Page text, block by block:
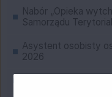
Nabór „Opieka
Samorządu
Asystent osobisty
2026